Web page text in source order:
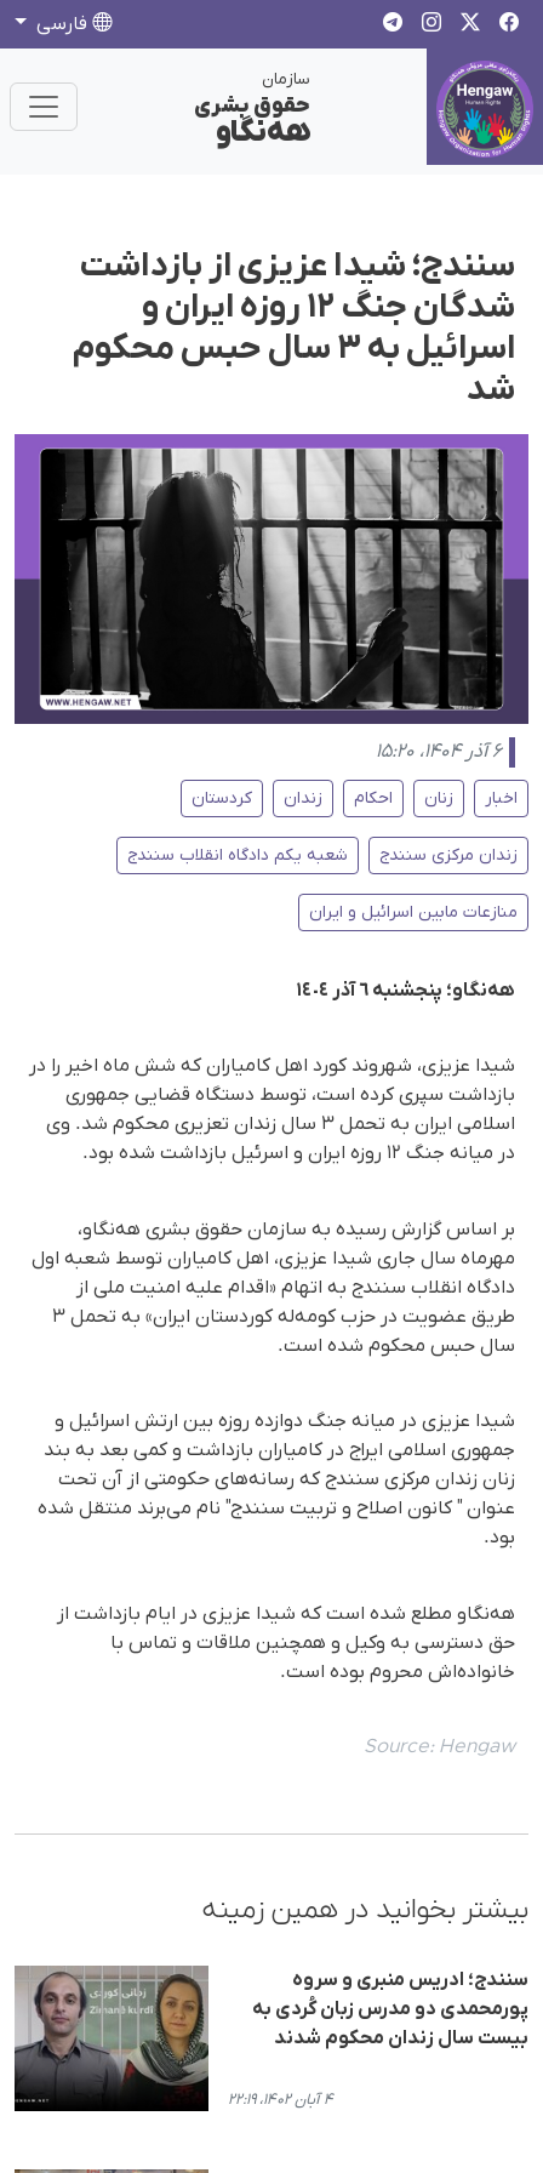
فارسی
سازمان
حقوق بشری
هەنگاو
سنندج؛ شیدا عزیزی از بازداشت
شدگان جنگ ۱۲ روزه ایران و
اسرائیل به ۳ سال حبس محکوم
شد
۶ آذر ۱۴۰۴، ۱۵:۲۰
اخبار زنان احکام زندان کردستان
زندان مرکزی سنندج شعبه یکم دادگاه انقلاب سنندج
منازعات مابین اسرائیل و ایران
هه‌نگاو؛ پنجشنبه ٦ آذر ١٤٠٤
شیدا عزیزی، شهروند کورد اهل کامیاران که شش ماه اخیر را در
بازداشت سپری کرده است، توسط دستگاه قضایی جمهوری
اسلامی ایران به تحمل ٣ سال زندان تعزیری محکوم شد. وی
در میانه جنگ ۱۲ روزه ایران و اسرئیل بازداشت شده بود.
بر اساس گزارش رسیده به سازمان حقوق بشری هه‌نگاو،
مهرماه سال جاری شیدا عزیزی، اهل کامیاران توسط شعبه اول
دادگاه انقلاب سنندج به اتهام «اقدام علیه امنیت ملی از
طریق عضویت در حزب کومه‌له کوردستان ایران» به تحمل ۳
سال حبس محکوم شده است.
شیدا عزیزی در میانه جنگ دوازده روزه بین ارتش اسرائیل و
جمهوری اسلامی ایراج در کامیاران بازداشت و کمی بعد به بند
زنان زندان مرکزی سنندج که رسانه‌های حکومتی از آن تحت
عنوان " کانون اصلاح و تربیت سنندج" نام می‌برند منتقل شده
بود.
هه‌نگاو مطلع شده است که شیدا عزیزی در ایام بازداشت از
حق دسترسی به وکیل و همچنین ملاقات و تماس با
خانواده‌اش محروم بوده است.
Source: Hengaw
بیشتر بخوانید در همین زمینه
سنندج؛ ادریس منبری و سروه
پورمحمدی دو مدرس زبان کُردی به
بیست سال زندان محکوم شدند
۴ آبان ۱۴۰۲، ۲۲:۱۹